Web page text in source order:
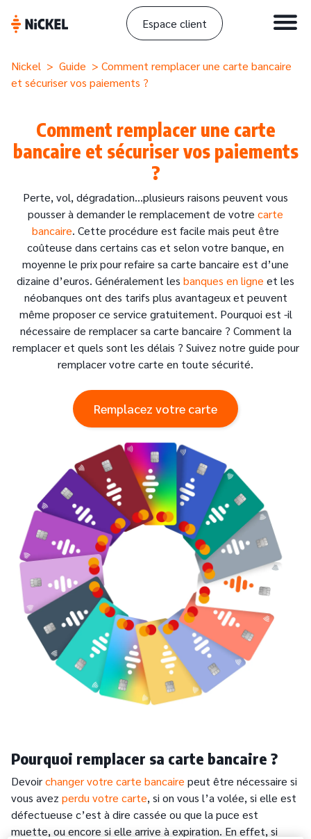
Espace client
Nickel > Guide > Comment remplacer une carte bancaire
et sécuriser vos paiements ?
Comment remplacer une carte
bancaire et sécuriser vos paiements
?
Perte, vol, dégradation…plusieurs raisons peuvent vous
pousser à demander le remplacement de votre carte
bancaire. Cette procédure est facile mais peut être
coûteuse dans certains cas et selon votre banque, en
moyenne le prix pour refaire sa carte bancaire est d’une
dizaine d’euros. Généralement les banques en ligne et les
néobanques ont des tarifs plus avantageux et peuvent
même proposer ce service gratuitement. Pourquoi est -il
nécessaire de remplacer sa carte bancaire ? Comment la
remplacer et quels sont les délais ? Suivez notre guide pour
remplacer votre carte en toute sécurité.
Remplacez votre carte
Pourquoi remplacer sa carte bancaire ?
Devoirchanger votre carte bancaire peut être nécessaire si
vous avez perdu votre carte, si on vous l’a volée, si elle est
défectueuse c’est à dire cassée ou que la puce est
muette, ou encore si elle arrive à expiration. En effet, si